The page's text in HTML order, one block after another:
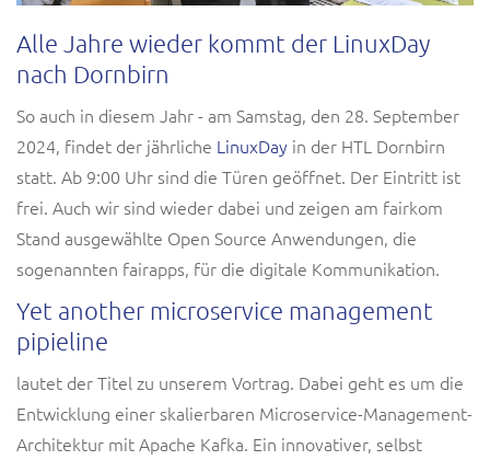
Alle Jahre wieder kommt der LinuxDay
nach Dornbirn
So auch in diesem Jahr - am Samstag, den 28. September
2024, findet der jährliche LinuxDay in der HTL Dornbirn
statt. Ab 9:00 Uhr sind die Türen geöffnet. Der Eintritt ist
frei. Auch wir sind wieder dabei und zeigen am fairkom
Stand ausgewählte Open Source Anwendungen, die
sogenannten fairapps, für die digitale Kommunikation.
Yet another microservice management
pipieline
lautet der Titel zu unserem Vortrag. Dabei geht es um die
Entwicklung einer skalierbaren Microservice-Management-
Architektur mit Apache Kafka. Ein innovativer, selbst